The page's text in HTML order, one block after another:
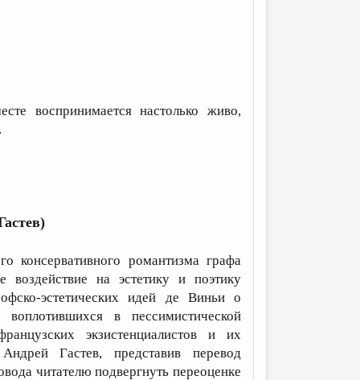
воспринимается настолько живо,
консервативного романтизма графа
на эстетику и поэтику
эстетических идей де Виньи о
в пессимистической
экзистенциалистов и их
Гастев, представив перевод
читателю подвергнуть переоценке